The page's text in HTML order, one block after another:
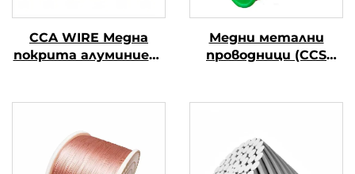
CCA WIRE Медна
покрита алуминиева
Медни метални
проводници (CCS